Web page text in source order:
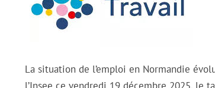
La situation de l’emploi en Normandie